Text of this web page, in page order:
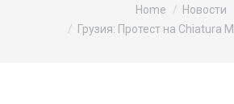
Home
Новости
Грузия: Протест на Chiatura